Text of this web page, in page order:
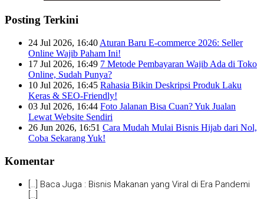
Posting Terkini
24 Jul 2026, 16:40 Aturan Baru E-commerce 2026: Seller
Online Wajib Paham Ini!
17 Jul 2026, 16:49 7 Metode Pembayaran Wajib Ada di Toko
Online, Sudah Punya?
10 Jul 2026, 16:45 Rahasia Bikin Deskripsi Produk Laku
Keras & SEO-Friendly!
03 Jul 2026, 16:44 Foto Jalanan Bisa Cuan? Yuk Jualan
Lewat Website Sendiri
26 Jun 2026, 16:51 Cara Mudah Mulai Bisnis Hijab dari Nol,
Coba Sekarang Yuk!
Komentar
[…] Baca Juga : Bisnis Makanan yang Viral di Era Pandemi